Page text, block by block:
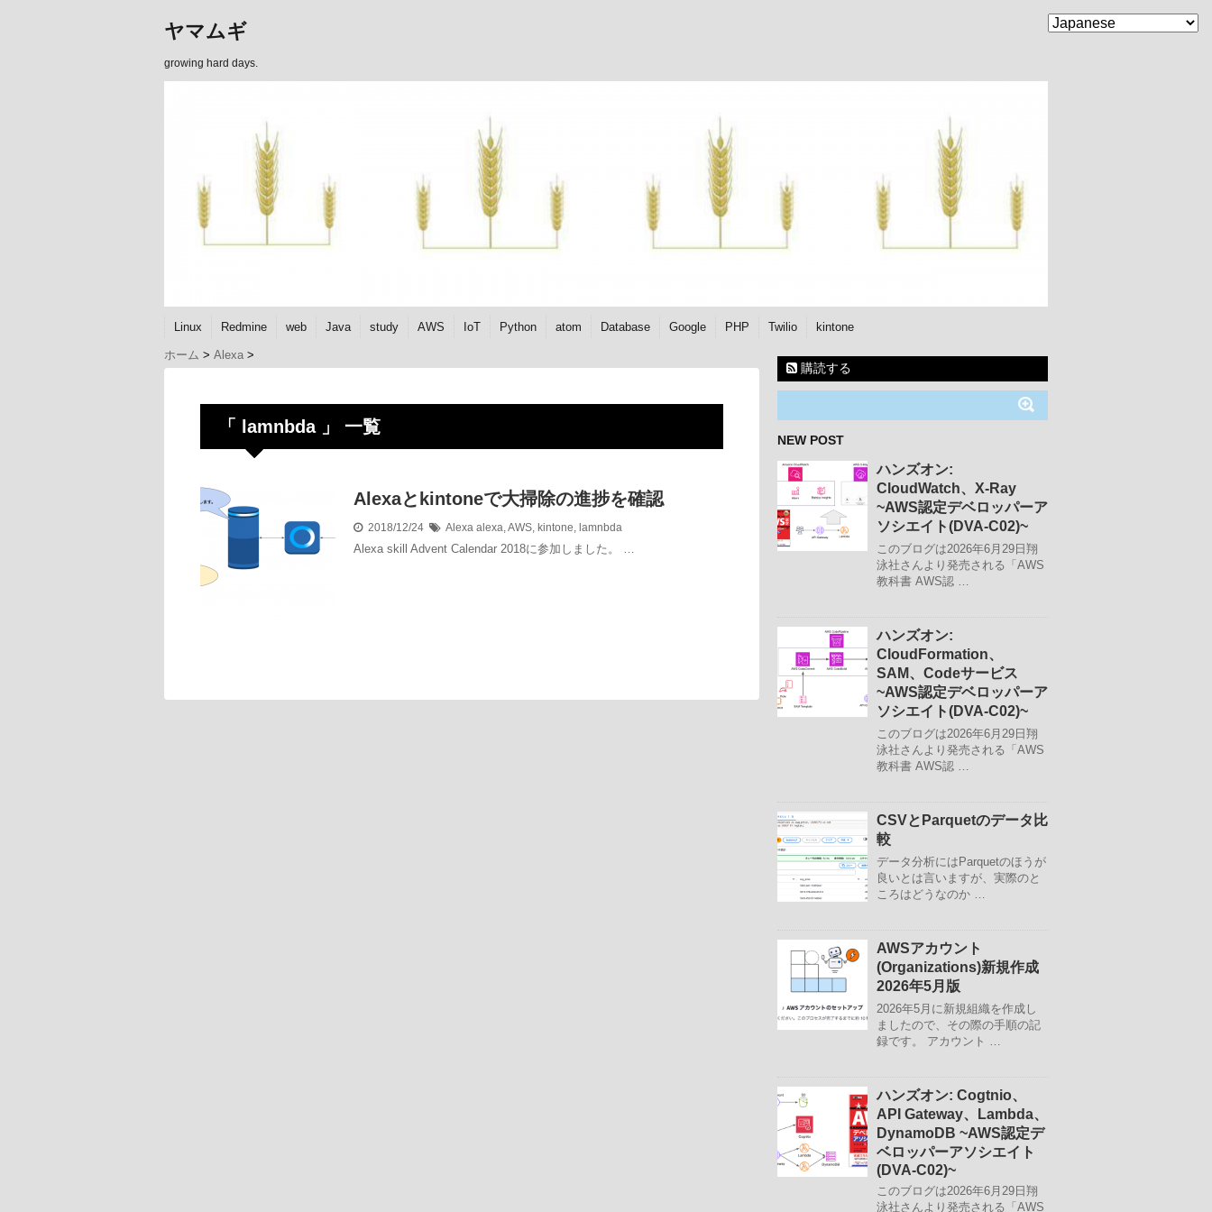
ヤマムギ
growing hard days.
Linux Redmine web Java study AWS IoT Python atom Database Google PHP Twilio kintone
ホーム > Alexa >
「 lamnbda 」 一覧
Alexaとkintoneで大掃除の進捗を確認
2018/12/24 Alexa alexa,AWS, kintone, lamnbda
Alexa skill Advent Calendar 2018に参加しました。 …
購読する
NEW POST
ハンズオン:
CloudWatch、X-Ray
~AWS認定デベロッパーア
ソシエイト(DVA-C02)~
このブログは2026年6月29日翔
泳社さんより発売される「AWS
教科書 AWS認 …
ハンズオン:
CloudFormation、
SAM、Codeサービス
~AWS認定デベロッパーア
ソシエイト(DVA-C02)~
このブログは2026年6月29日翔
泳社さんより発売される「AWS
教科書 AWS認 …
CSVとParquetのデータ比
較
データ分析にはParquetのほうが
良いとは言いますが、実際のと
ころはどうなのか …
AWSアカウント
(Organizations)新規作成
2026年5月版
2026年5月に新規組織を作成し
ましたので、その際の手順の記
録です。 アカウント …
ハンズオン: Cogtnio、
API Gateway、Lambda、
DynamoDB ~AWS認定デ
ベロッパーアソシエイト
(DVA-C02)~
このブログは2026年6月29日翔
泳社さんより発売される「AWS